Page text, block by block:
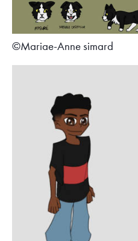
©Mariae-Anne simard